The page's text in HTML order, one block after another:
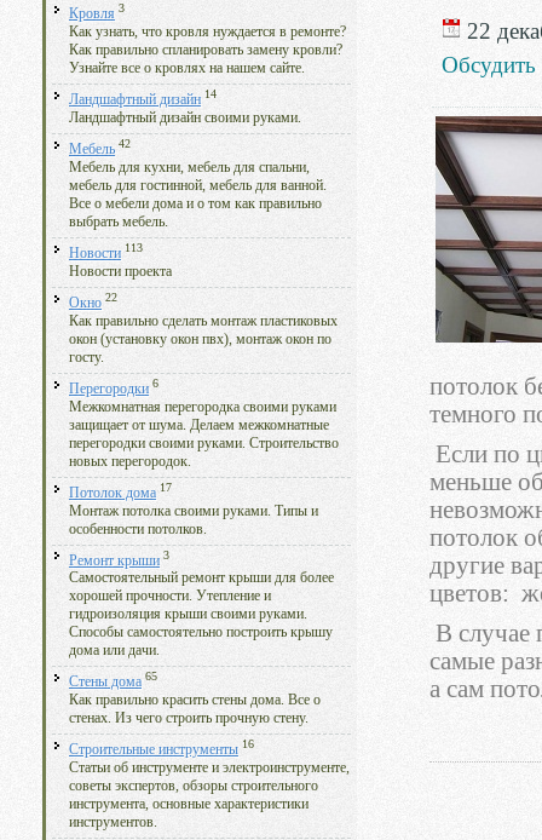
Кровля 3
Как узнать, что кровля нуждается в ремонте?
Как правильно спланировать замену кровли?
Узнайте все о кровлях на нашем сайте.
Ландшафтный дизайн 14
Ландшафтный дизайн своими руками.
Мебель 42
Мебель для кухни, мебель для спальни,
мебель для гостинной, мебель для ванной.
Все о мебели дома и о том как правильно
выбрать мебель.
Новости 113
Новости проекта
Окно 22
Как правильно сделать монтаж пластиковых
окон (установку окон пвх), монтаж окон по
госту.
Перегородки 6
Межкомнатная перегородка своими руками
защищает от шума. Делаем межкомнатные
перегородки своими руками. Строительство
новых перегородок.
Потолок дома 17
Монтаж потолка своими руками. Типы и
особенности потолков.
Ремонт крыши 3
Самостоятельный ремонт крыши для более
хорошей прочности. Утепление и
гидроизоляция крыши своими руками.
Способы самостоятельно построить крышу
дома или дачи.
Стены дома 65
Как правильно красить стены дома. Все о
стенах. Из чего строить прочную стену.
Строительные инструменты 16
Статьи об инструменте и электроинструменте,
советы экспертов, обзоры строительного
инструмента, основные характеристики
инструментов.
22
Обсудить
потолок
темного
Если по
меньше
потолок
другие
цветов:
В случае
самые
а сам